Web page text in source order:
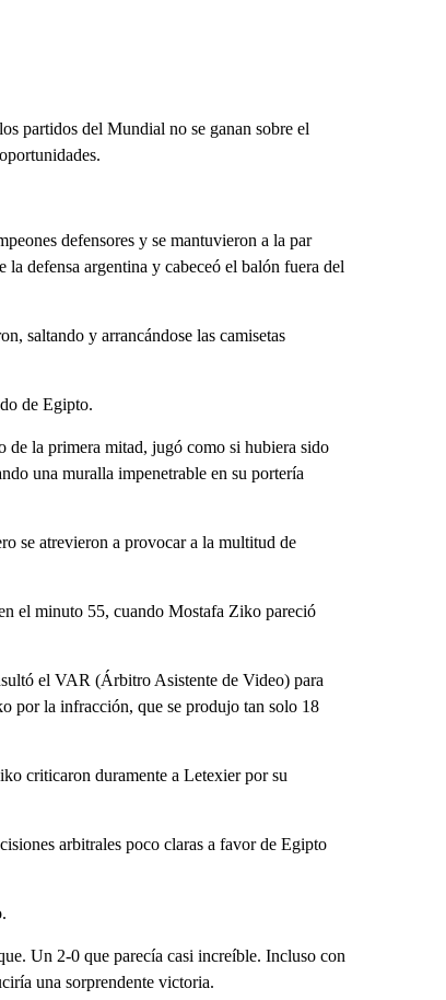
partidos del Mundial no se ganan sobre el
defensores y se mantuvieron a la par
defensa argentina y cabeceó el balón fuera del
saltando y arrancándose las camisetas
de Egipto.
la primera mitad, jugó como si hubiera sido
una muralla impenetrable en su portería
se atrevieron a provocar a la multitud de
el minuto 55, cuando Mostafa Ziko pareció
el VAR (Árbitro Asistente de Video) para
por la infracción, que se produjo tan solo 18
criticaron duramente a Letexier por su
arbitrales poco claras a favor de Egipto
Un 2-0 que parecía casi increíble. Incluso con
una sorprendente victoria.